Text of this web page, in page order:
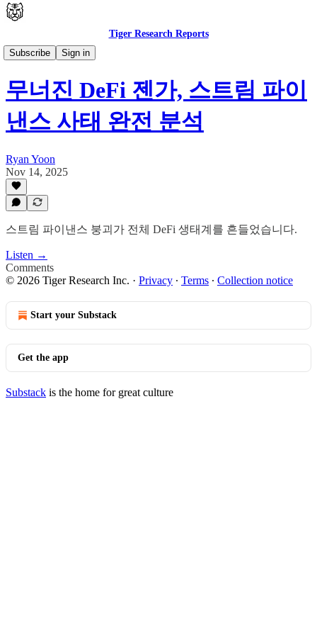
Tiger Research Reports
Subscribe
Sign in
🇰🇷 한국어
무너진 DeFi 젠가, 스트림 파이
낸스 사태 완전 분석
Ryan Yoon
Nov 14, 2025
스트림 파이낸스 붕괴가 전체 DeFi 생태계를 흔들었습니다.
Listen →
Comments
© 2026 Tiger Research Inc. · Privacy ∙ Terms ∙ Collection notice
Start your Substack
Get the app
Substack is the home for great culture